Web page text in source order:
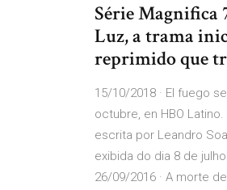
Série Magnifica
Luz, a trama
reprimido que
15/10/2018 · El fuego
octubre, en HBO
escrita por Leandro
exibida do dia 8 de
26/09/2016 · A morte